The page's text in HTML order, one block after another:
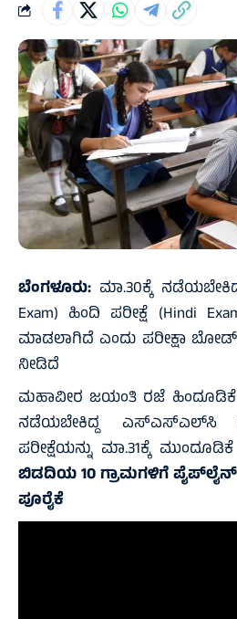
ಬೆಂಗಳೂರು: ಮಾ.30ಕ್ಕೆ
Exam) ಹಿಂದಿ ಪರೀಕ್ಷೆ (Hindi
ಮಾಡಲಾಗಿದೆ ಎಂದು ಪರೀಕ್ಷಾ
ನೀಡಿದೆ
ಮಹಾವೀರ ಜಯಂತಿ ರಜೆ ಹಿಂದೂಡಿಕೆ
ನಡೆಯಬೇಕಿದ್ದ ಎಸ್‌ಎಸ್‌ಎಲ್‌ಸಿ
ಪರೀಕ್ಷೆಯನ್ನು ಮಾ.31ಕ್ಕೆ
ಬಿಡದಿಯ 10 ಗ್ರಾಮಗಳಿಗೆ
ಪೂರೈಕೆ